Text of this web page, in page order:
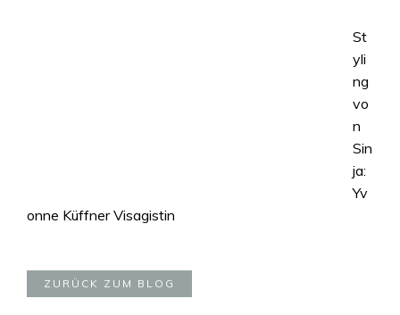
St
yli
ng
vo
n
Sin
ja:
Yv
onne Küffner Visagistin
ZURÜCK ZUM BLOG